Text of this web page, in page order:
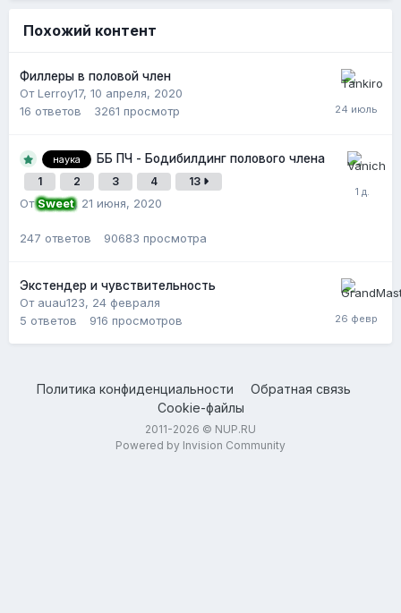
Похожий контент
Филлеры в половой член
От Lerroy17, 10 апреля, 2020
16 ответов 3261 просмотр
наука ББ ПЧ - Бодибилдинг полового члена
1 2 3 4 13
ОтSweet, 21 июня, 2020
247 ответов 90683 просмотра
Экстендер и чувствительность
От auau123, 24 февраля
5 ответов 916 просмотров
Политика конфиденциальности
Обратная связь
Cookie-файлы
2011-2026 © NUP.RU
Powered by Invision Community